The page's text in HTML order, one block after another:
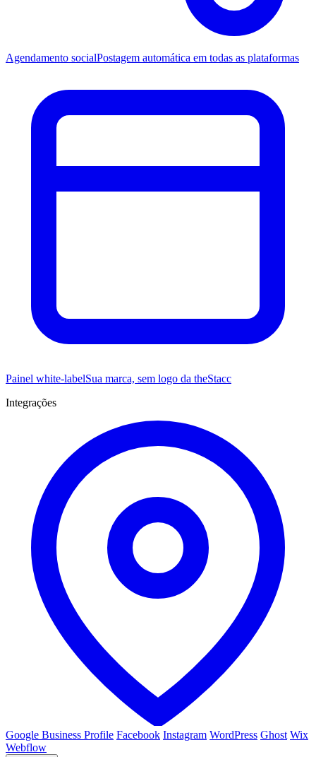
Agendamento socialPostagem automática em todas as plataformas
Painel white-labelSua marca, sem logo da theStacc
Integrações
Google Business Profile Facebook Instagram WordPress Ghost Wix
Webflow